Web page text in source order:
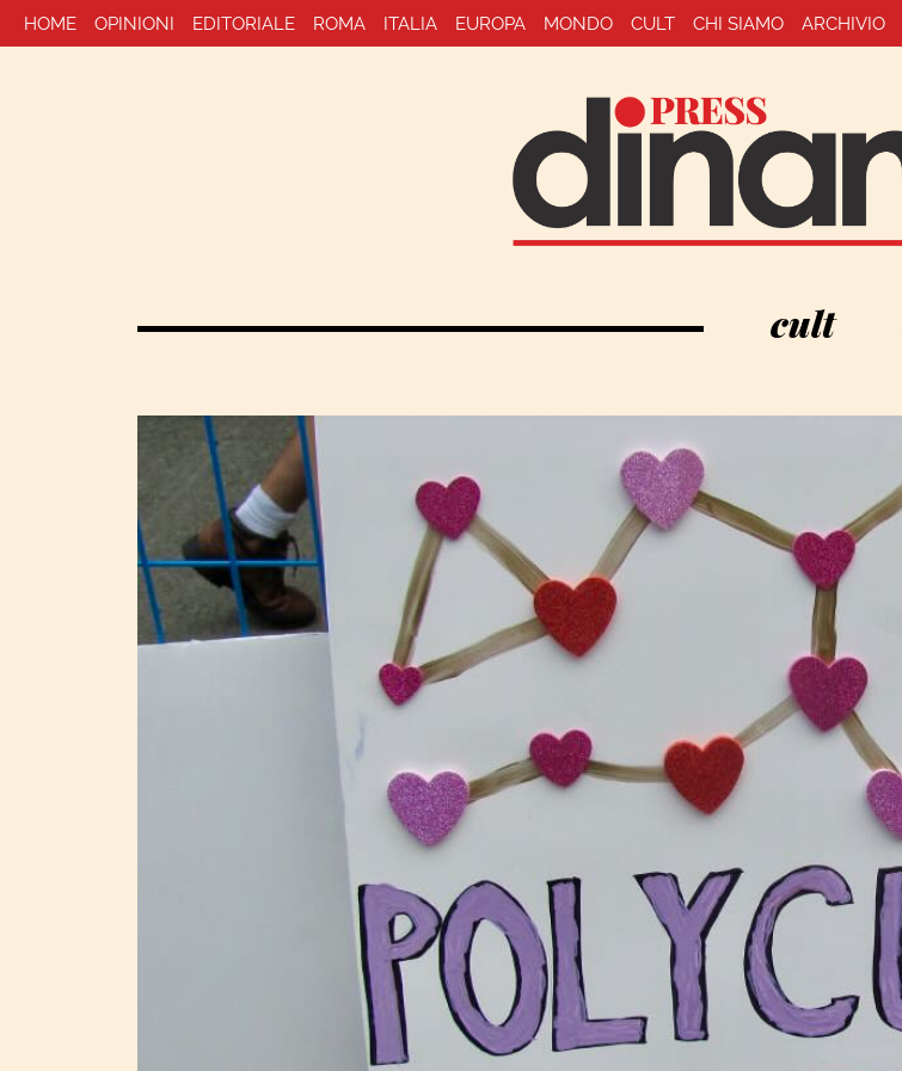
HOME OPINIONI EDITORIALE ROMA ITALIA EUROPA MONDO CULT CHI SIAMO ARCHIVIO
cult